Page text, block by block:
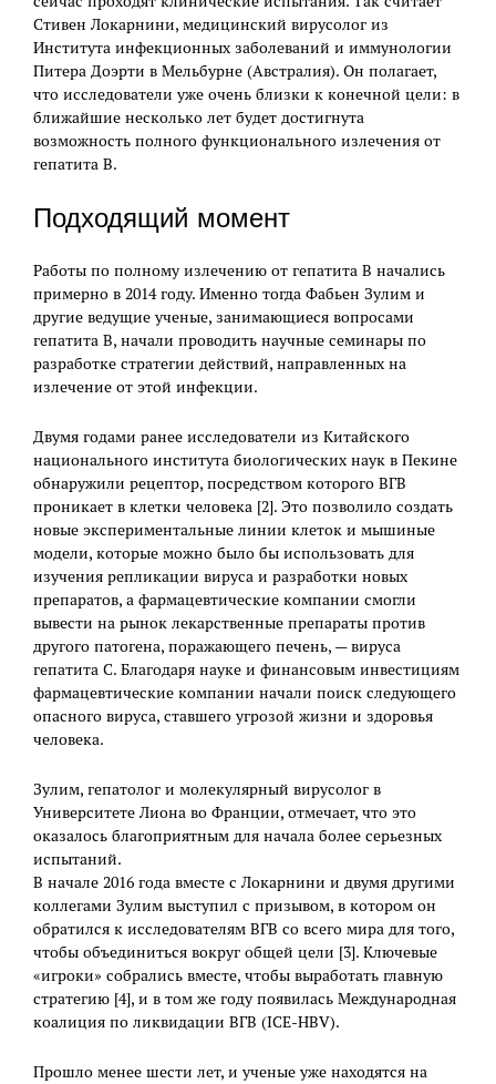
Стивен Локарнини, медицинский вирусолог из
Института инфекционных заболеваний и иммунологии
Питера Доэрти в Мельбурне (Австралия). Он полагает,
что исследователи уже очень близки к конечной цели: в
ближайшие несколько лет будет достигнута
возможность полного функционального излечения от
гепатита В.
Подходящий момент
Работы по полному излечению от гепатита В начались
примерно в 2014 году. Именно тогда Фабьен Зулим и
другие ведущие ученые, занимающиеся вопросами
гепатита В, начали проводить научные семинары по
разработке стратегии действий, направленных на
излечение от этой инфекции.
Двумя годами ранее исследователи из Китайского
национального института биологических наук в Пекине
обнаружили рецептор, посредством которого ВГВ
проникает в клетки человека [2]. Это позволило создать
новые экспериментальные линии клеток и мышиные
модели, которые можно было бы использовать для
изучения репликации вируса и разработки новых
препаратов, а фармацевтические компании смогли
вывести на рынок лекарственные препараты против
другого патогена, поражающего печень, — вируса
гепатита С. Благодаря науке и финансовым инвестициям
фармацевтические компании начали поиск следующего
опасного вируса, ставшего угрозой жизни и здоровья
человека.
Зулим, гепатолог и молекулярный вирусолог в
Университете Лиона во Франции, отмечает, что это
оказалось благоприятным для начала более серьезных
испытаний.
В начале 2016 года вместе с Локарнини и двумя другими
коллегами Зулим выступил с призывом, в котором он
обратился к исследователям ВГВ со всего мира для того,
чтобы объединиться вокруг общей цели [3]. Ключевые
«игроки» собрались вместе, чтобы выработать главную
стратегию [4], и в том же году появилась Международная
коалиция по ликвидации ВГВ (ICE-HBV).
Прошло менее шести лет, и ученые уже находятся на